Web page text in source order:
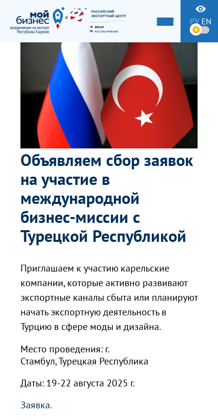
РУ EN
Объявляем сбор заявок
на участие в
международной
бизнес-миссии с
Турецкой Республикой
Приглашаем к участию карельские
компании, которые активно развивают
экспортные каналы сбыта или планируют
начать экспортную деятельность в
Турцию в сфере моды и дизайна.
Место проведения: г.
Стамбул, Турецкая Республика
Даты: 19-22 августа 2025 г.
Заявка.